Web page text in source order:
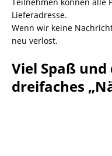
Lieferadresse.
Wenn wir keine
neu verlost.
Viel Spaß
dreifaches